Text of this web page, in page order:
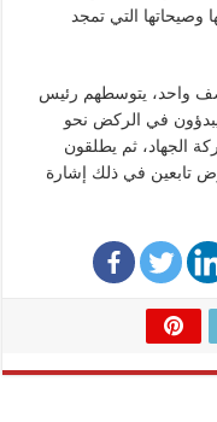
وصيحاتها التي تمجد
واحد، يتوسطهم رئيس
في الركض نحو
الجهاد، ثم يطلقون
تابعين في ذلك إشارة